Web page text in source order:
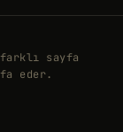
farklı sayfa
eder.